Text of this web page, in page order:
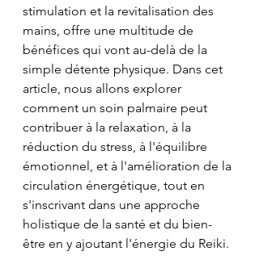
stimulation et la revitalisation des
mains, offre une multitude de
bénéfices qui vont au-delà de la
simple détente physique. Dans cet
article, nous allons explorer
comment un soin palmaire peut
contribuer à la relaxation, à la
réduction du stress, à l'équilibre
émotionnel, et à l'amélioration de la
circulation énergétique, tout en
s'inscrivant dans une approche
holistique de la santé et du bien-
être en y ajoutant l'énergie du Reiki.